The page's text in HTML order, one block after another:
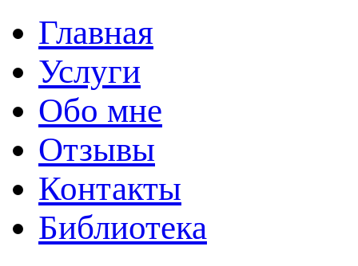
Главная
Услуги
Обо мне
Отзывы
Контакты
Библиотека